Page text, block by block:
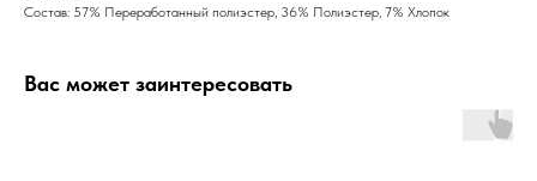
Состав: 57% Переработанный полиэстер, 36% Полиэстер, 7% Хлопок
Вас может заинтересовать